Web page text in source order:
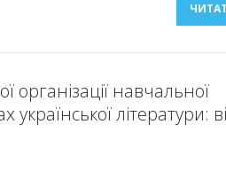
організації навчальної
української літератури: